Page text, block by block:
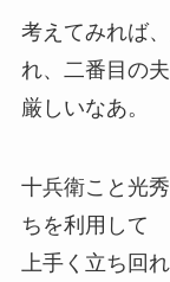
考えてみれば
れ、二番目の
厳しいなあ。
十兵衛こと光
ちを利用して
上手く立ち回れ